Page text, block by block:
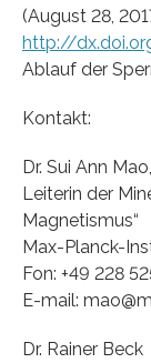
(August 28,
http://
Ablauf der
Kontakt:
Dr. Sui Ann Mao,
Leiterin der
Magnetismus“
Max-Planck-
Fon: +49 228
E-mail:
Dr. Rainer Beck